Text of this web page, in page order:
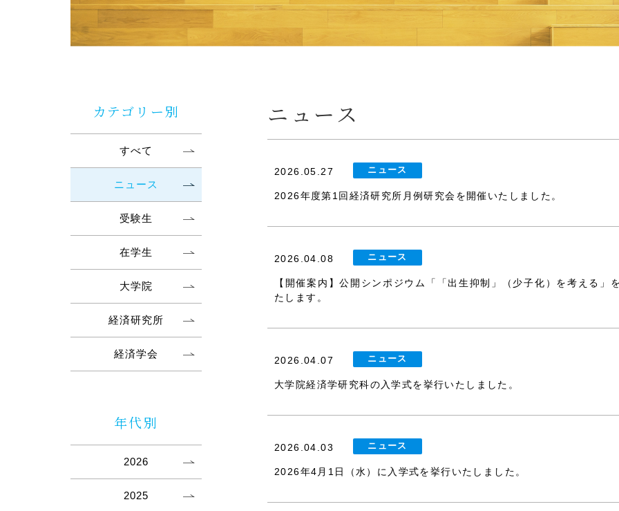
カテゴリー別
すべて
ニュース
受験生
在学生
大学院
経済研究所
経済学会
年代別
2026
2025
ニュース
2026.05.27 ニュース
2026年度第1回経済研究所月例研究会を開催いたしました。
2026.04.08 ニュース
【開催案内】公開シンポジウム「「出生抑制」（少子化）を考える」
たします。
2026.04.07 ニュース
大学院経済学研究科の入学式を挙行いたしました。
2026.04.03 ニュース
2026年4月1日（水）に入学式を挙行いたしました。